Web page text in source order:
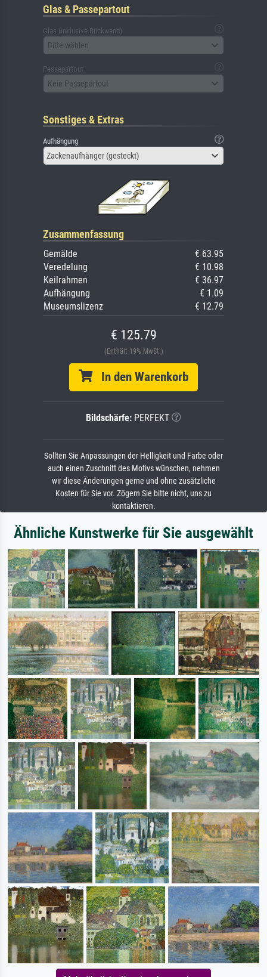
Glas & Passepartout
Glas (inklusive Rückwand)
Bitte wählen
Passepartout
Kein Passepartout
Sonstiges & Extras
Aufhängung
Zackenaufhänger (gesteckt)
Zusammenfassung
Gemälde
€ 63.95
Veredelung
€ 10.98
Keilrahmen
€ 36.97
Aufhängung
€ 1.09
Museumslizenz
€ 12.79
€ 125.79
(Enthält 19% MwSt.)
In den Warenkorb
Bildschärfe: PERFEKT
Sollten Sie Anpassungen der Helligkeit und Farbe oder
auch einen Zuschnitt des Motivs wünschen, nehmen
wir diese Änderungen gerne und ohne zusätzliche
Kosten für Sie vor. Zögern Sie bitte nicht, uns zu
kontaktieren.
Ähnliche Kunstwerke für Sie ausgewählt